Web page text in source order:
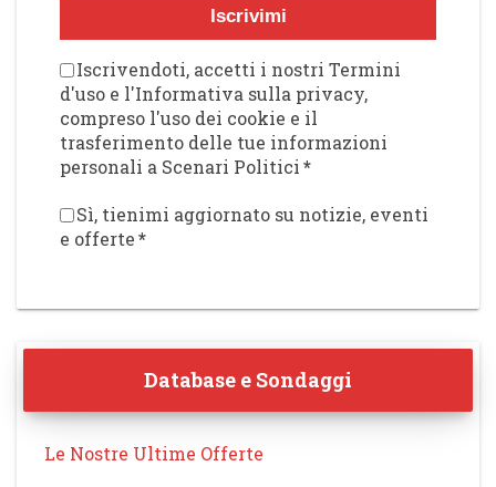
Iscrivimi
Iscrivendoti, accetti i nostri Termini
d'uso e l'Informativa sulla privacy,
compreso l'uso dei cookie e il
trasferimento delle tue informazioni
personali a Scenari Politici*
Sì, tienimi aggiornato su notizie, eventi
e offerte*
Database e Sondaggi
Le Nostre Ultime Offerte